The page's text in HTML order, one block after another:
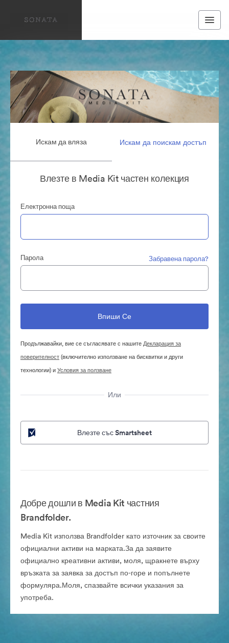
Искам да вляза Искам да поискам достъп
Влезте в Media Kit частен колекция
Електронна поща
Парола Забравена парола?
Продължавайки, вие се съгласявате с нашитеДекларация за
поверителност(включително използване на бисквитки и други
технологии) иУсловия за ползване
Или
Влезте със Smartsheet
Добре дошли в Media Kit частния
Brandfolder.
Media Kit използва Brandfolder като източник за своите
официални активи на марката.За да заявите
официално креативни активи, моля, щракнете върху
връзката за заявка за достъп по-горе и попълнете
формуляра.Моля, спазвайте всички указания за
употреба.